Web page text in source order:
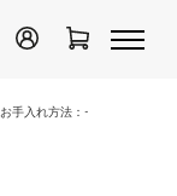
お手入れ方法：セーター、カー